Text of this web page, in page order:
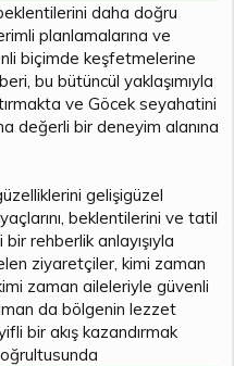
daha doğru
planlamalarına ve
biçimde keşfetmelerine
bu bütüncül yaklaşımıyla
ve Göcek seyahatini
değerli bir deneyim alanına
gelişigüzel
beklentilerini ve tatil
bir rehberlik anlayışıyla
ziyaretçiler, kimi zaman
zaman aileleriyle güvenli
da bölgenin lezzet
bir akış kazandırmak